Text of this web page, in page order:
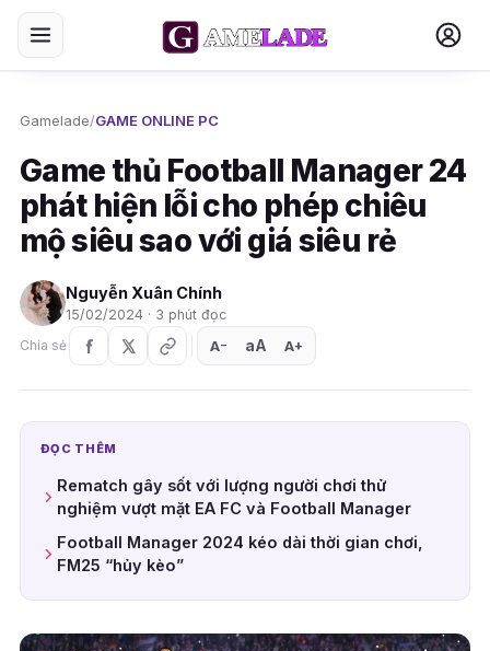
Gamelade/GAME ONLINE PC
Game thủ Football Manager 24
phát hiện lỗi cho phép chiêu
mộ siêu sao với giá siêu rẻ
Nguyễn Xuân Chính
15/02/2024 · 3 phút đọc
Chia sẻ
A− aA A+
ĐỌC THÊM
Rematch gây sốt với lượng người chơi thử
nghiệm vượt mặt EA FC và Football Manager
Football Manager 2024 kéo dài thời gian chơi,
FM25 “hủy kèo”